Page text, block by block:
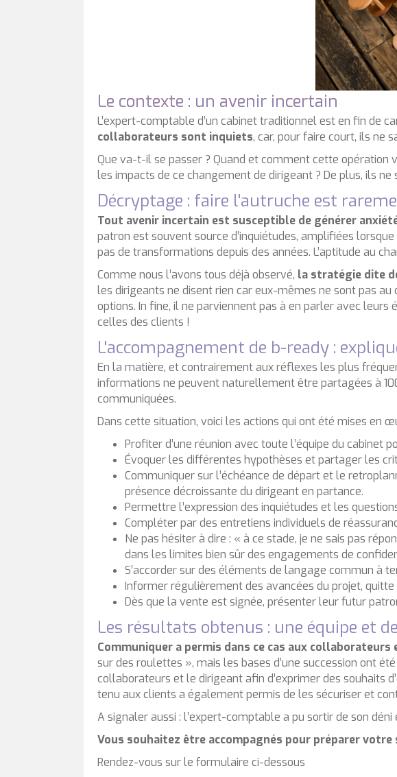
Le contexte : un avenir incertain
L’expert-comptable d’un cabinet traditionnel est en fin de
collaborateurs sont inquiets, car, pour faire court, ils ne
Que va-t-il se passer ? Quand et comment cette
les impacts de ce changement de dirigeant ? De plus, ils
Décryptage : faire l'autruche est
Tout avenir incertain est susceptible de générer
patron est souvent source d’inquiétudes, amplifiées
pas de transformations depuis des années. L’aptitude au
Comme nous l’avons tous déjà observé, la stratégie dite
les dirigeants ne disent rien car eux-mêmes ne sont pas
options. In fine, il ne parviennent pas à en parler avec
celles des clients !
L'accompagnement de b-ready :
En la matière, et contrairement aux réflexes les plus
informations ne peuvent naturellement être partagées à
communiquées.
Dans cette situation, voici les actions qui ont été mises en
Profiter d’une réunion avec toute l’équipe du cabinet
Évoquer les différentes hypothèses et partager les
Communiquer sur l’échéance de départ et le
présence décroissante du dirigeant en partance.
Permettre l’expression des inquiétudes et les
Compléter par des entretiens individuels de
Ne pas hésiter à dire : « à ce stade, je ne sais pas
dans les limites bien sûr des engagements de
S’accorder sur des éléments de langage commun à
Informer régulièrement des avancées du projet,
Dès que la vente est signée, présenter leur futur
Les résultats obtenus : une équipe et
Communiquer a permis dans ce cas aux
sur des roulettes », mais les bases d’une succession ont
collaborateurs et le dirigeant afin d’exprimer des souhaits
tenu aux clients a également permis de les sécuriser et
A signaler aussi : l’expert-comptable a pu sortir de son
Vous souhaitez être accompagnés pour préparer votre
Rendez-vous sur le formulaire ci-dessous